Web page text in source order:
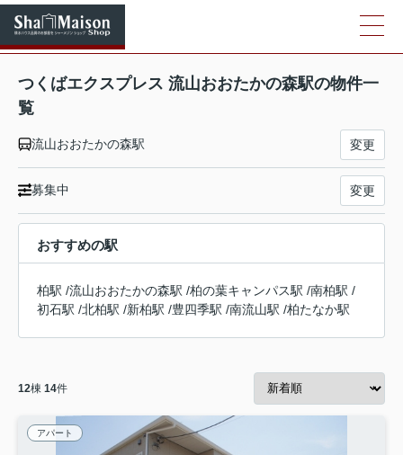
つくばエクスプレス 流山おおたかの森駅の物件一
覧
流山おおたかの森駅 変更
募集中 変更
おすすめの駅
柏駅 /流山おおたかの森駅 /柏の葉キャンパス駅 /南柏駅 /
初石駅 /北柏駅 /新柏駅 /豊四季駅 /南流山駅 /柏たなか駅
12棟 14件
アパート